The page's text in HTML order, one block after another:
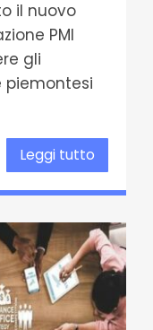
il nuovo
PMI
gli
piemontesi
Leggi tutto